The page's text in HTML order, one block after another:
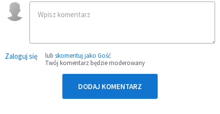
Zaloguj się lub skomentuj jako Gość
Twój komentarz będzie moderowany
DODAJ KOMENTARZ